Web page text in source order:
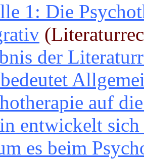
1: Die
der
auf
entwickelt sich
es beim